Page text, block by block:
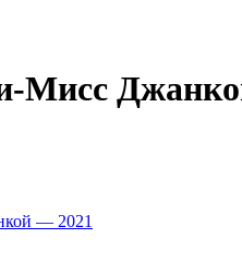
Мисс
— 2021